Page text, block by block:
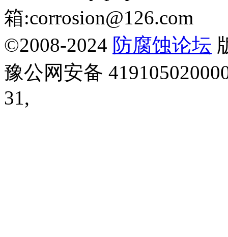
箱:corrosion@126.com
©2008-2024 防腐蚀论坛
豫公网安备
31,